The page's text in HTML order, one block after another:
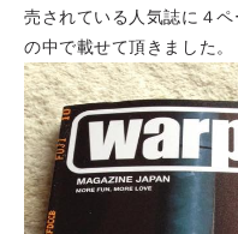
売されている人気誌に４
の中で載せて頂きました。